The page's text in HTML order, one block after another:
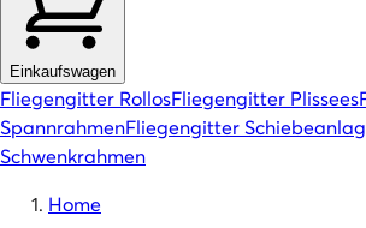
Einkaufswagen
Fliegengitter RollosFliegengitter Plissees
SpannrahmenFliegengitter
Schwenkrahmen
Home